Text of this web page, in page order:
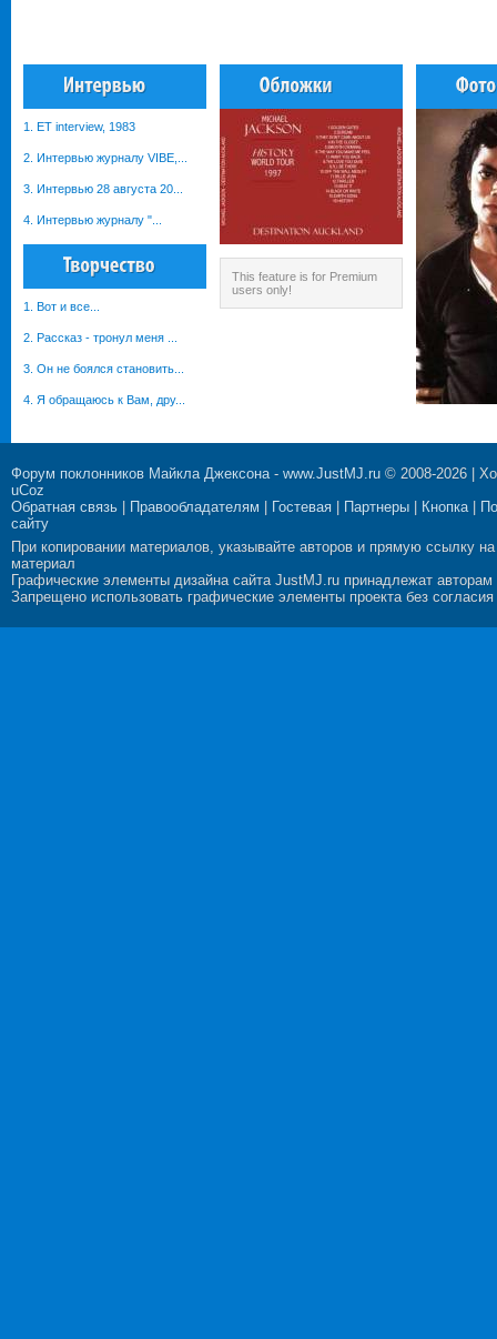
1. ET interview, 1983
2. Интервью журналу VIBE,...
3. Интервью 28 августа 20...
4. Интервью журналу "...
1. Вот и все...
2. Рассказ - тронул меня ...
3. Он не боялся становить...
4. Я обращаюсь к Вам, дру...
This feature is for Premium
users only!
Форум поклонников Майкла Джексона- www.JustMJ.ru © 2008-2026 |
uCoz
Обратная связь
Правообладателям Гостевая Партнеры Кнопка|
сайту
При копировании материалов, указывайте авторов и прямую ссылку на
материал
Графические элементы дизайна сайта JustMJ.ru принадлежат авторам
Запрещено использовать графические элементы проекта без согласия